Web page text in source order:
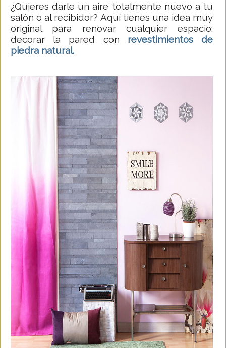
¿Quieres darle un aire totalmente nuevo a tu
salón o al recibidor? Aquí tienes una idea muy
original para renovar cualquier espacio:
decorar la pared con revestimientos de
piedra natural.